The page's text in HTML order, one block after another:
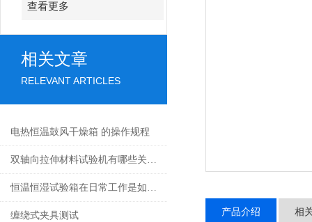
查看更多
相关文章
RELEVANT ARTICLES
电热恒温鼓风干燥箱 的操作规程
双轴向拉伸材料试验机有哪些关键技术参数？
恒温恒湿试验箱在日常工作是如何进行保养、清洁维护
缠绕式夹具测试 产品介绍 相